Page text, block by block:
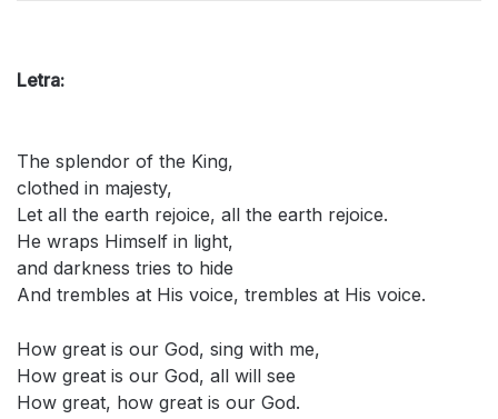
Letra:
The splendor of the King,
clothed in majesty,
Let all the earth rejoice, all the earth rejoice.
He wraps Himself in light,
and darkness tries to hide
And trembles at His voice, trembles at His voice.
How great is our God, sing with me,
How great is our God, all will see
How great, how great is our God.